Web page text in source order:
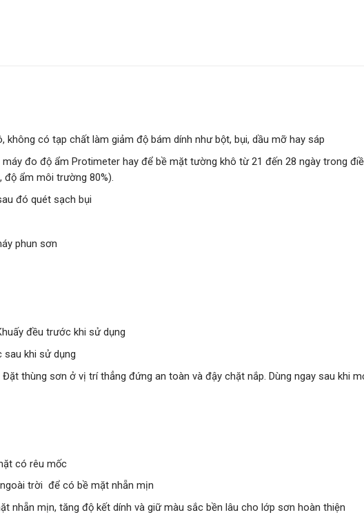
không có tạp chất làm giảm độ bám dính như bột, bụi, dầu mỡ hay sáp
đo độ ẩm Protimeter hay để bề mặt tường khô từ 21 đến 28 ngày trong
độ ẩm môi trường 80%).
đó quét sạch bụi
phun sơn
đều trước khi sử dụng
sau khi sử dụng
thùng sơn ở vị trí thẳng đứng an toàn và đậy chặt nắp. Dùng ngay sau khi
có rêu mốc
trời để có bề mặt nhẵn mịn
nhẵn mịn, tăng độ kết dính và giữ màu sắc bền lâu cho lớp sơn hoàn thiện